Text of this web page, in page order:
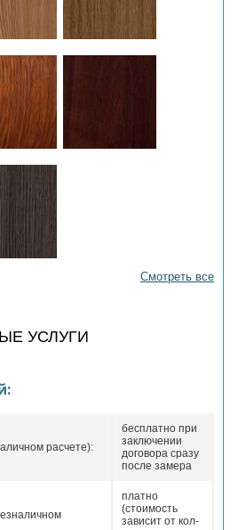
Смотреть все
УСЛУГИ
расчете):
бесплатно при
заключении
договора сразу
после замера
платно
(стоимость
зависит от кол-